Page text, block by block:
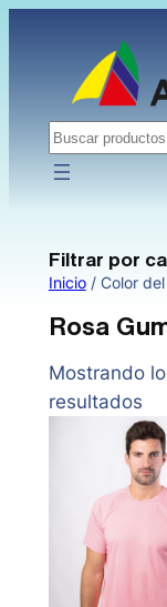
contenido
Buscar
Filtrar por
Inicio/ Color del
Rosa
Mostrando
resultados